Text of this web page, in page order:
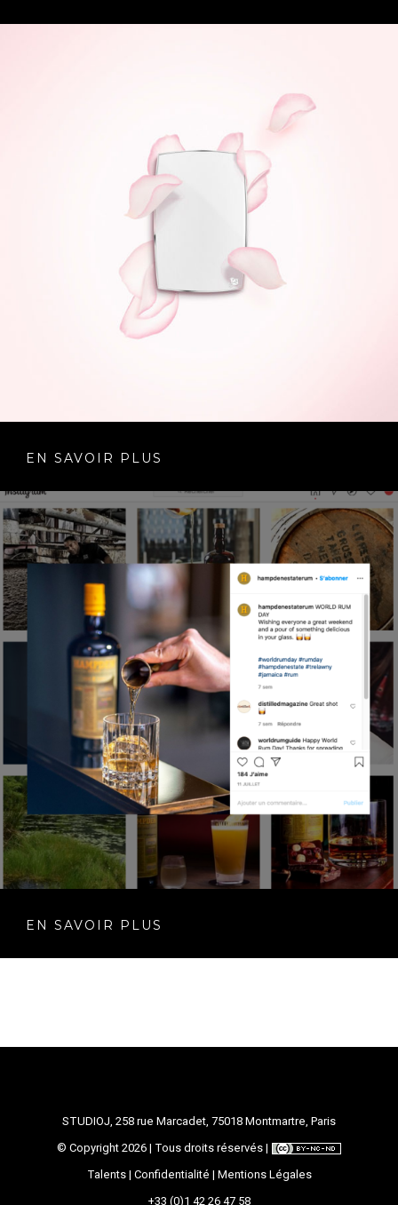
EN SAVOIR PLUS
EN SAVOIR PLUS
STUDIOJ, 258 rue Marcadet, 75018 Montmartre, Paris
© Copyright 2026 | Tous droits réservés |
Talents| Confidentialité | Mentions Légales
+33 (0)1 42 26 47 58